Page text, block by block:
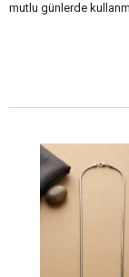
mutlu günlerde